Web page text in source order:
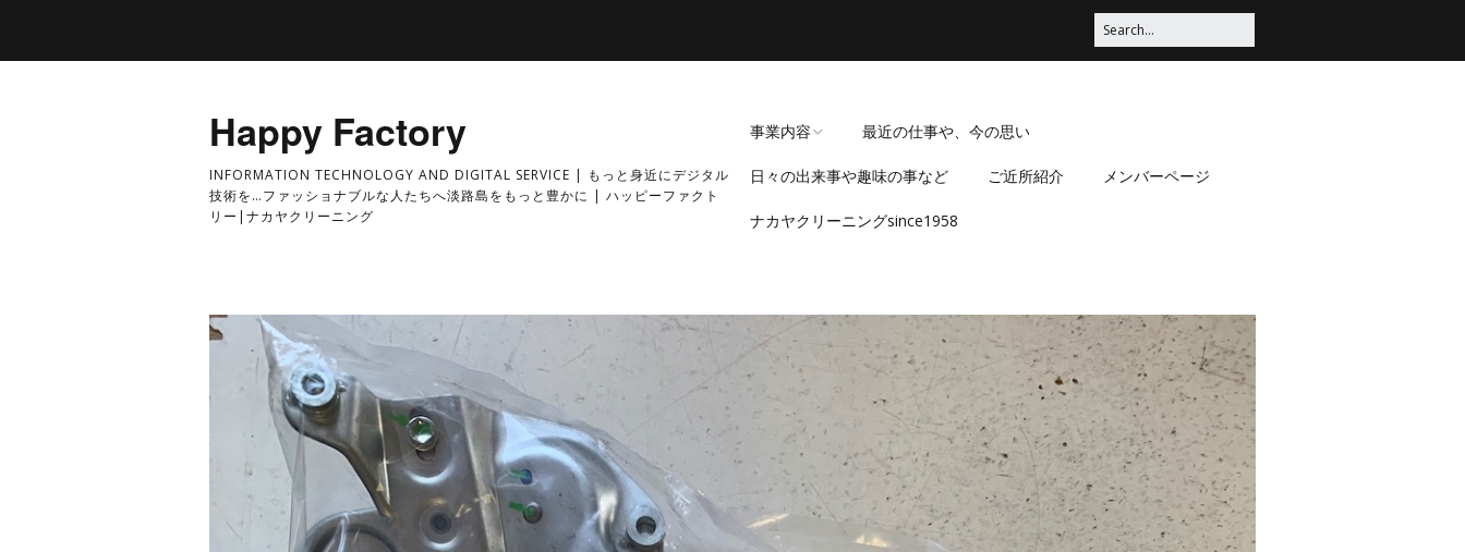
Happy Factory
INFORMATION TECHNOLOGY AND DIGITAL SERVICE | もっと身近にデジタル
技術を…ファッショナブルな人たちへ淡路島をもっと豊かに | ハッピーファクト
リー|ナカヤクリーニング
事業内容
経緯
過去の事業内容・実績
最近の仕事や、今の思い
日々の出来事や趣味の事など ご近所紹介 メンバーページ
ナカヤクリーニングsince1958